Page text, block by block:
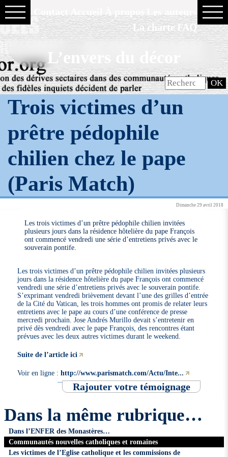
La charte FAQ
L’envers du décor
Trois victimes d’un
prêtre pédophile
chilien chez le pape
(Paris Match)
Dimanche 29 avril 2018
Les trois victimes d’un prêtre pédophile chilien invitées
plusieurs jours dans la résidence hôtelière du pape François
ont commencé vendredi une série d’entretiens privés avec le
souverain pontife.
Les trois victimes d’un prêtre pédophile chilien invitées plusieurs
jours dans la résidence hôtelière du pape François ont commencé
vendredi une série d’entretiens privés avec le souverain pontife.
S’exprimant vendredi brièvement devant l’une des grilles d’entrée
de la Cité du Vatican, les trois hommes ont promis de relater leurs
entretiens avec le pape au cours d’une conférence de presse
mercredi prochain. Jose Andrés Murillo devait s’entretenir en
privé dès vendredi avec le pape François, des rencontres étant
prévues avec les deux autres victimes durant le weekend.
Suite de l’article ici
Voir en ligne :http://www.parismatch.com/Actu/Inte...
Rajouter votre témoignage
Dans la même rubrique…
Dans l’ENFER des Monastères…
Communautés nouvelles catholiques et romaines
Les victimes de l’Eglise catholique et les commissions de